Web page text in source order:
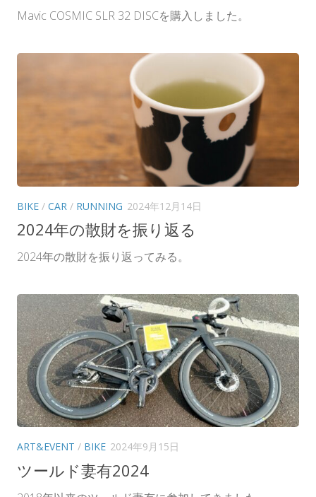
Mavic COSMIC SLR 32 DISCを購入しました。
BIKE/ CAR / RUNNING 2024年12月14日
2024年の散財を振り返る
2024年の散財を振り返ってみる。
ART&EVENT / BIKE 2024年9月15日
ツールド妻有2024